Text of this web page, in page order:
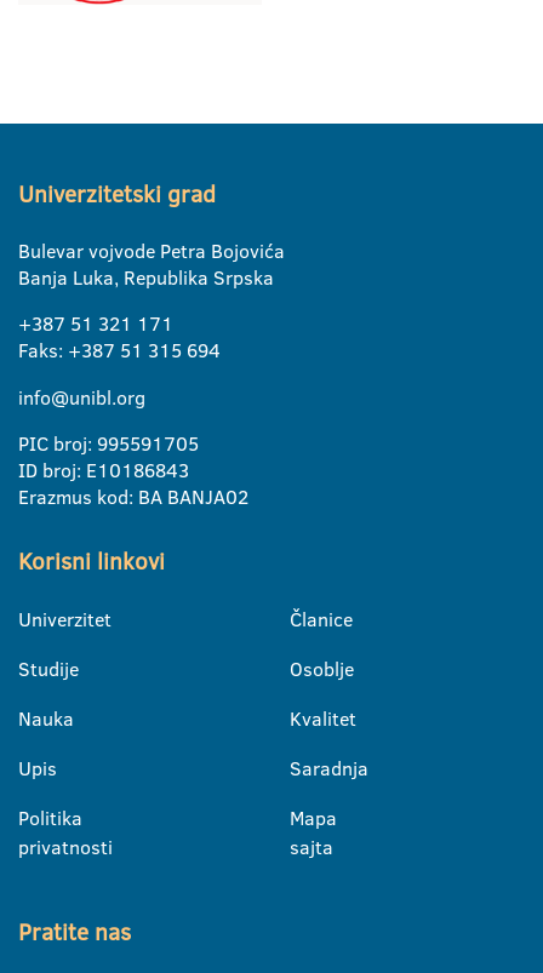
Univerzitetski grad
Bulevar vojvode Petra Bojovića
Banja Luka, Republika Srpska
+387 51 321 171
Faks: +387 51 315 694
info@unibl.org
PIC broj: 995591705
ID broj: E10186843
Erazmus kod: BA BANJA02
Korisni linkovi
Univerzitet
Studije
Nauka
Upis
Politika
privatnosti
Članice
Osoblje
Kvalitet
Saradnja
Mapa
sajta
Pratite nas